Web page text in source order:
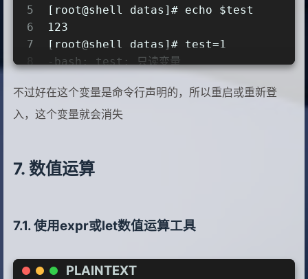
5
6
7
8
10
11
[root@shell datas]# echo $test
123
[root@shell datas]# test=1           #
-bash: test: 只读变量
-bash: unset: test: 无法反设定: 只读
[root@shell datas]# declare +r test
不过好在这个变量是命令行声明的，所以重启或重新登
入，这个变量就会消失
数值运算
使用expr或let数值运算工具
PLAINTEXT